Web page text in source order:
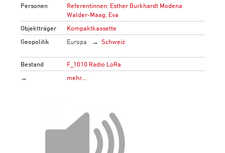
Personen
Referentinnen: Esther Burkhardt Modena
Walder-Maag, Eva
Objektträger
Kompaktkassette
Geopolitik
Europa Schweiz
Bestand
F_1010 Radio LoRa
→
mehr…